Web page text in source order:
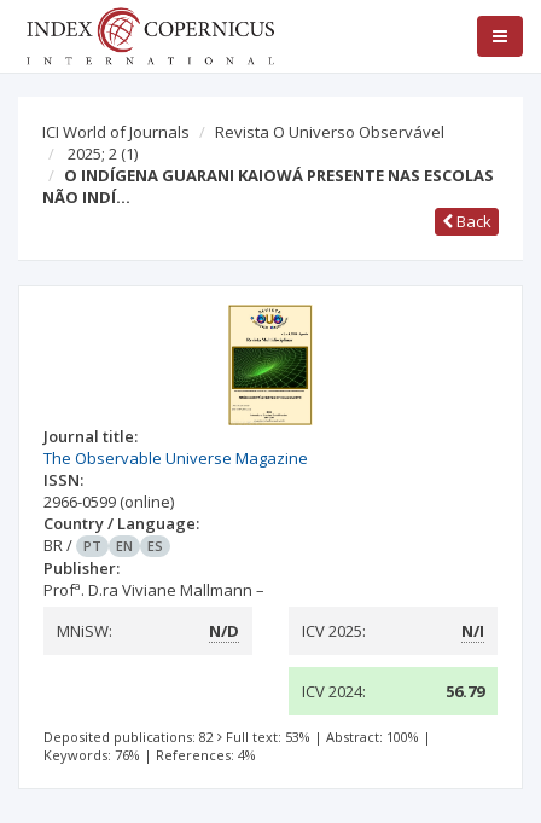
ICI World of Journals
Revista O Universo Observável
2025; 2 (1)
O INDÍGENA GUARANI KAIOWÁ PRESENTE NAS ESCOLAS
NÃO INDÍ…
Back
Journal title:
The Observable Universe Magazine
ISSN:
2966-0599 (online)
Country / Language:
BR/ PT EN ES
Publisher:
Profª. D.ra Viviane Mallmann –
MNiSW:
N/D ICV 2025: N/I
ICV 2024: 56.79
Deposited publications: 82 Full text: 53% | Abstract: 100% |
Keywords: 76% | References: 4%